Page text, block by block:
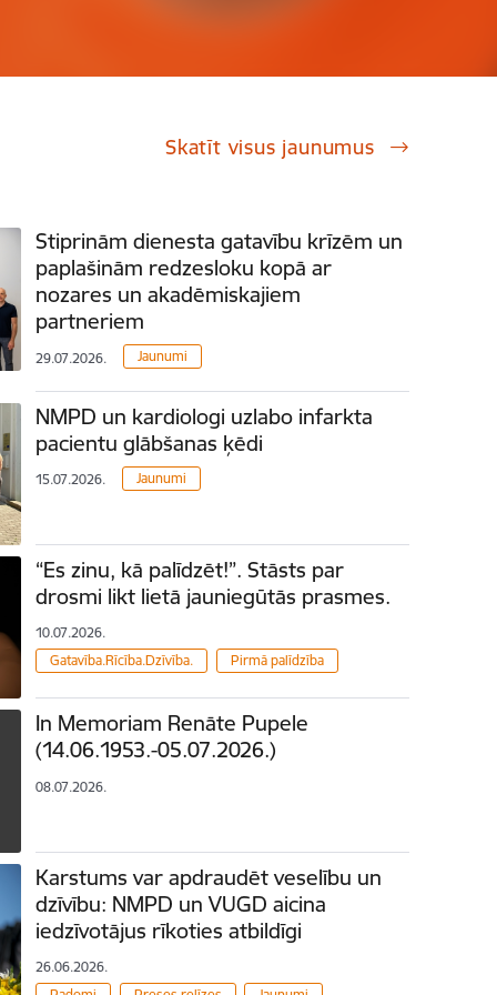
Skatīt visus jaunumus
Stiprinām dienesta gatavību krīzēm un
paplašinām redzesloku kopā ar
nozares un akadēmiskajiem
partneriem
29.07.2026. Jaunumi
NMPD un kardiologi uzlabo infarkta
pacientu glābšanas ķēdi
15.07.2026. Jaunumi
“Es zinu, kā palīdzēt!”. Stāsts par
drosmi likt lietā jauniegūtās prasmes.
10.07.2026.
Gatavība.Rīcība.Dzīvība.
Pirmā palīdzība
In Memoriam Renāte Pupele
(14.06.1953.-05.07.2026.)
08.07.2026.
Karstums var apdraudēt veselību un
dzīvību: NMPD un VUGD aicina
iedzīvotājus rīkoties atbildīgi
26.06.2026.